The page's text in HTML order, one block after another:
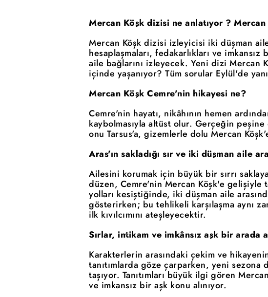
Mercan Köşk dizisi ne anlatıyor ?
Mercan Köşk dizisi izleyicisi iki düşman
hesaplaşmaları, fedakarlıkları ve imkansız
aile bağlarını izleyecek. Yeni dizi Mercan
içinde yaşanıyor? Tüm sorular Eylül'de
Mercan Köşk Cemre'nin hikayesi ne?
Cemre'nin hayatı, nikâhının hemen
kaybolmasıyla altüst olur. Gerçeğin
onu Tarsus'a, gizemlerle dolu Mercan
Aras'ın sakladığı sır ve iki düşman aile
Ailesini korumak için büyük bir sırrı
düzen, Cemre'nin Mercan Köşk'e gelişiyle
yolları kesiştiğinde, iki düşman aile
gösterirken; bu tehlikeli karşılaşma aynı
ilk kıvılcımını ateşleyecektir.
Sırlar, intikam ve imkânsız aşk bir arada
Karakterlerin arasındaki çekim ve
tanıtımlarda göze çarparken, yeni sezona
taşıyor. Tanıtımları büyük ilgi gören
ve imkansız bir aşk konu alınıyor.